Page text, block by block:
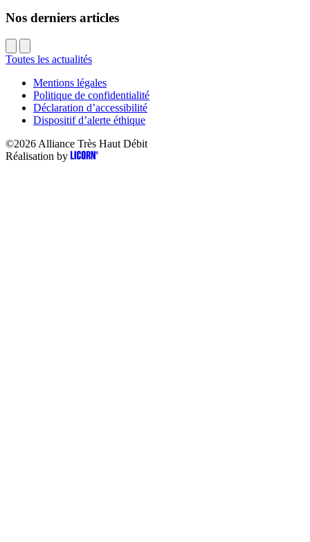
Nos derniers articles
Toutes les actualités
Mentions légales
Politique de confidentialité
Déclaration d’accessibilité
Dispositif d’alerte éthique
©2026 Alliance Très Haut Débit
Réalisation by